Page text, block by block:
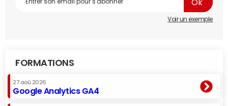
Voir un exemple
FORMATIONS
27 aoû 2026
Google Analytics GA4